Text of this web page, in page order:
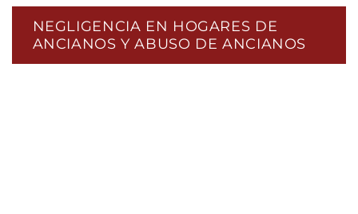
NEGLIGENCIA EN HOGARES DE
ANCIANOS Y ABUSO DE ANCIANOS